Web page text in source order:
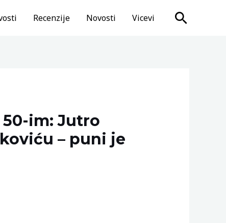
Recenzije Novosti Vicevi Search
50-im: Jutro
– puni je